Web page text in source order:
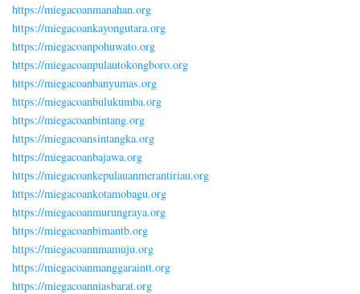
https://miegacoanmanahan.org
https://miegacoankayongutara.org
https://miegacoanpohuwato.org
https://miegacoanpulautokongboro.org
https://miegacoanbanyumas.org
https://miegacoanbulukumba.org
https://miegacoanbintang.org
https://miegacoansintangka.org
https://miegacoanbajawa.org
https://miegacoankepulauanmerantiriau.org
https://miegacoankotamobagu.org
https://miegacoanmurungraya.org
https://miegacoanbimantb.org
https://miegacoannmamuju.org
https://miegacoanmanggaraintt.org
https://miegacoanniasbarat.org